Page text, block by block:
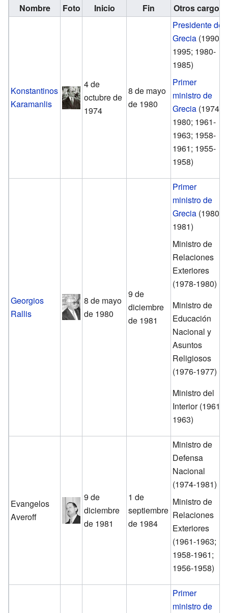
Nombre Foto Inicio Fin Otros cargos
Konstantinos
Karamanlis
4 de
octubre de
1974
8 de mayo
de 1980
Presidente de
Grecia (1990-
1995; 1980-
1985)
Primer
ministro de
Grecia (1974-
1980; 1961-
1963; 1958-
1961; 1955-
1958)
Georgios
Rallis
8 de mayo
de 1980
9 de
diciembre
de 1981
Primer
ministro de
Grecia (1980-
1981)
Ministro de
Relaciones
Exteriores
(1978-1980)
Ministro de
Educación
Nacional y
Asuntos
Religiosos
(1976-1977)
Ministro del
Interior (1961-
1963)
Evangelos
Averoff
9 de
diciembre
de 1981
1 de
septiembre
de 1984
Ministro de
Defensa
Nacional
(1974-1981)
Ministro de
Relaciones
Exteriores
(1961-1963;
1958-1961;
1956-1958)
Primer
ministro de